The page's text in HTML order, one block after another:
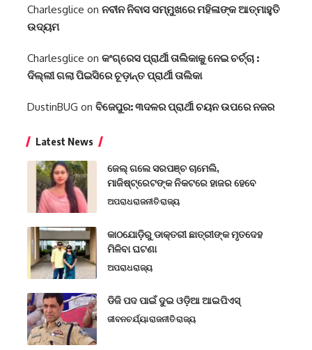
Charlesglice on ନବୀନ ନିବାସ ସମ୍ମୁଖରେ ମହିଳାଙ୍କ ଆତ୍ମାହୁତି
ଉଦ୍ୟମ
Charlesglice on କଂଗ୍ରେସ ପ୍ରାର୍ଥୀ ତାଲିକାକୁ ନେଇ ଚର୍ଚ୍ଚା :
ଦିଲ୍ଲୀ ଗଲା ପିଇସିରେ ଚୂଡ଼ାନ୍ତ ପ୍ରାର୍ଥୀ ତାଲିକା
DustinBUG on ବିଜେପୁର: ୩ଦଳର ପ୍ରାର୍ଥୀ ଚୟନ ଉପରେ ନଜର
Latest News
ଜେଲ୍ ଗଲେ ସରପଞ୍ଚ ଚାମେଲି,
ମାଜିଷ୍ଟ୍ରେଟଙ୍କ ନିକଟରେ ହାଜର ହେବେ
ଅପରାଧରାଜନୀତିରାଜ୍ୟ
କାଠଯୋଡ଼ିରୁ ଡାକ୍ତରୀ ଛାତ୍ରୀଙ୍କ ମୃତଦେହ
ମିଳିବା ଘଟଣା
ଅପରାଧରାଜ୍ୟ
ଡିଜି ପଦ ପାଇଁ ଦୁଇ ଓଡ଼ିଆ ଆଇପିଏସ୍
ଜୀବନଚର୍ଯ୍ୟାରାଜନୀତିରାଜ୍ୟ